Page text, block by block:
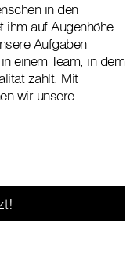
in den
auf Augenhöhe.
Aufgaben
einem Team, in dem
zählt. Mit
wir unsere